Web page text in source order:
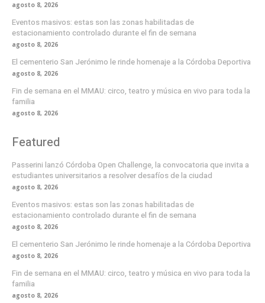
agosto 8, 2026
Eventos masivos: estas son las zonas habilitadas de
estacionamiento controlado durante el fin de semana
agosto 8, 2026
El cementerio San Jerónimo le rinde homenaje a la Córdoba Deportiva
agosto 8, 2026
Fin de semana en el MMAU: circo, teatro y música en vivo para toda la
familia
agosto 8, 2026
Featured
Passerini lanzó Córdoba Open Challenge, la convocatoria que invita a
estudiantes universitarios a resolver desafíos de la ciudad
agosto 8, 2026
Eventos masivos: estas son las zonas habilitadas de
estacionamiento controlado durante el fin de semana
agosto 8, 2026
El cementerio San Jerónimo le rinde homenaje a la Córdoba Deportiva
agosto 8, 2026
Fin de semana en el MMAU: circo, teatro y música en vivo para toda la
familia
agosto 8, 2026